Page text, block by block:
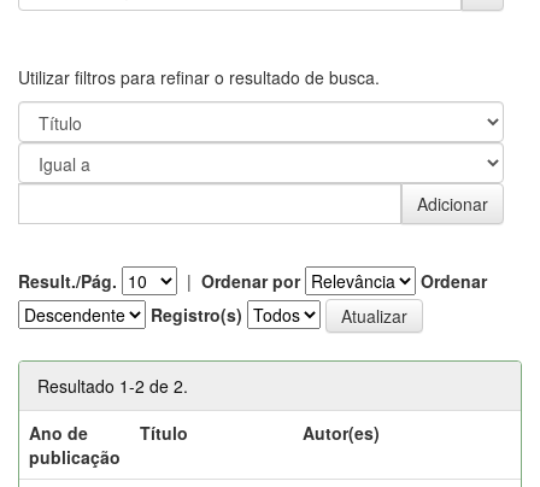
Utilizar filtros para refinar o resultado de busca.
Result./Pág. | Ordenar por
Ordenar
Registro(s)
Resultado 1-2 de 2.
Ano de
publicação
Título Autor(es)